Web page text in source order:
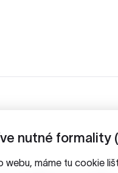
nutné formality
webu, máme tu cookie